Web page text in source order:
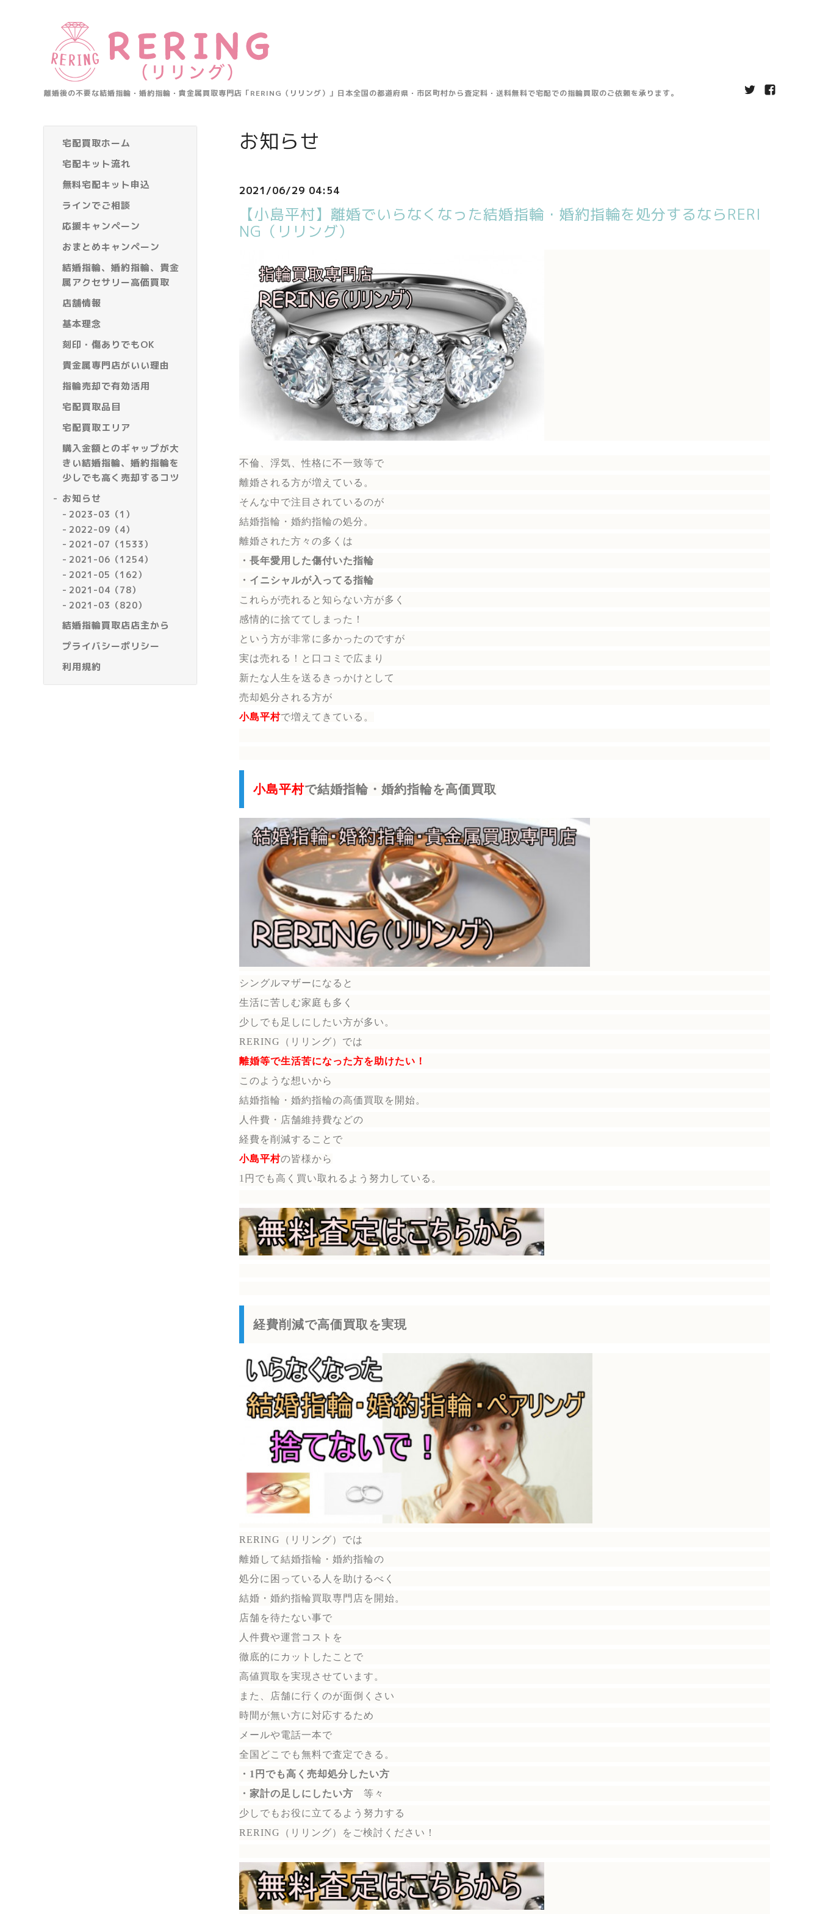
離婚後の不要な結婚指輪・婚約指輪・貴金属買取専門店「RERING（リリング）」日本全国の都道府県・市区町村から査定料・送料無料で宅配での指輪買取のご依頼を承ります。
宅配買取ホーム
宅配キット流れ
無料宅配キット申込
ラインでご相談
応援キャンペーン
おまとめキャンペーン
結婚指輪、婚約指輪、貴金
属アクセサリー高価買取
店舗情報
基本理念
刻印・傷ありでもOK
貴金属専門店がいい理由
指輪売却で有効活用
宅配買取品目
宅配買取エリア
購入金額とのギャップが大
きい結婚指輪、婚約指輪を
少しでも高く売却するコツ
お知らせ
2023-03（1）
2022-09（4）
2021-07（1533）
2021-06（1254）
2021-05（162）
2021-04（78）
2021-03（820）
結婚指輪買取店店主から
プライバシーポリシー
利用規約
お知らせ
2021/06/29 04:54
【小島平村】離婚でいらなくなった結婚指輪・婚約指輪を処分するならRERI
NG（リリング）
不倫、浮気、性格に不一致等で
離婚される方が増えている。
そんな中で注目されているのが
結婚指輪 ・婚約指輪の処分。
離婚された方々の多くは
・長年愛用した傷付いた指輪
・イニシャルが入ってる指輪
これらが売れると知らない方が多く
感情的に捨ててしまった！
という方が非常に多かったのですが
実は売れる！と口コミで広まり
新たな人生を送る きっかけとして
売却処分される方が
小島平村で増えてきている。
小島平村で結婚指輪・婚約指輪を高価買取
シングルマザーになると
生活に苦しむ家庭も多く
少しでも足しにしたい方が多い。
RERING（リリング）では
離婚等で生活苦になった方を助けたい！
このような想いから
結婚指輪・婚約指輪の高価買取を開始。
人件費・店舗維持費などの
経費を削減することで
小島平村の皆様から
1円でも高く買い取れるよう努力している。
経費削減で高価買取を実現
RERING（リリング） では
離婚して結婚指輪・婚約指輪の
処分に困っている人を助けるべく
結婚・婚約指輪買取専門店を開始。
店舗を待たない事で
人件費や運営コストを
徹底的にカットしたことで
高値買取を実現させています。
また、店舗に行くのが面倒くさい
時間が無い方に対応するため
メールや電話一本で
全国どこでも無料で査定できる。
・1円でも高く売却処分したい方
・家計の足しにしたい方 等々
少しでもお役に立てるよう努力する
RERING（リリング）を ご検討ください！